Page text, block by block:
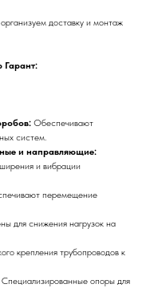
доставку и монтаж
Гарант:
Обеспечивают
систем.
и направляющие:
и вибрации
перемещение
для снижения нагрузок на
крепления трубопроводов к
Специализированные опоры для